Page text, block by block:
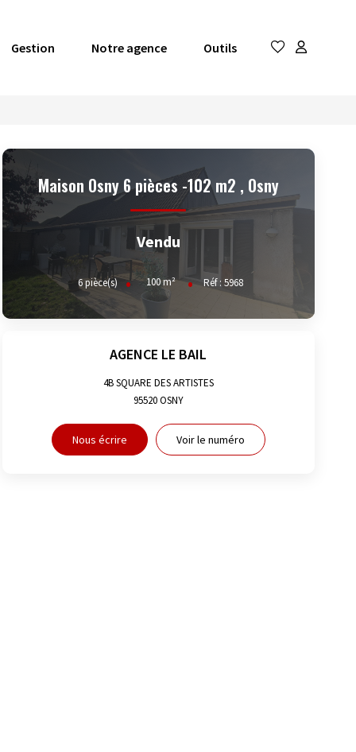
Gestion Notre agence Outils
Maison Osny 6 pièces -102 m2 , Osny
Vendu
6pièce(s) 100m² Réf :5968
AGENCE LE BAIL
4B SQUARE DES ARTISTES
95520OSNY
Nous écrire Voir le numéro